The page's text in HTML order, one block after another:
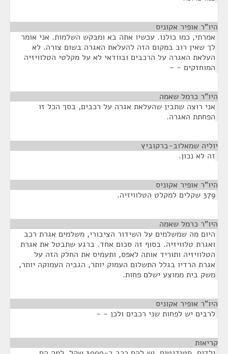
היו"ר אופיר אקוניס
אמרתי, כמו כולנו. עכשיו אתה בא ומבקש השלמות. אני אומר
לך שאין רוב במקום הזה להעלאת האגרה בשום צורה. לא
העלאת האגרה על הרכבים ובוודאי לא על מקלטי הטלוויזיה
המוחזקים - -
היו"ר כרמל שאמה
אני רוצה שתבין שהעלאת אגרה על רכבים, בסך הכל זו
הפחתת האגרה.
יוליה שמאלוב-ברקוביץ
זה לא נכון.
היו"ר אופיר אקוניס
379 שקלים למקלט הטלוויזיה.
היו"ר כרמל שאמה
היום מה שמשלמים על השידור הציבורי, משלמים אגרת רכב
ואגרת טלוויזיה. בסוף זה סכום אחד. ברגע שתבטל את אגרת
הטלוויזיה ותוריד אותה לאפס, ותעמיס את החלק הזה על
אגרת הרדיו בגלל התשלום העמוק יותר, הגביה העמוקה יותר,
משק בית ממוצע ישלם פחות.
היו"ר אופיר אקוניס
לרבים יש לפחות שני רכבים ולכן - -
קריאות